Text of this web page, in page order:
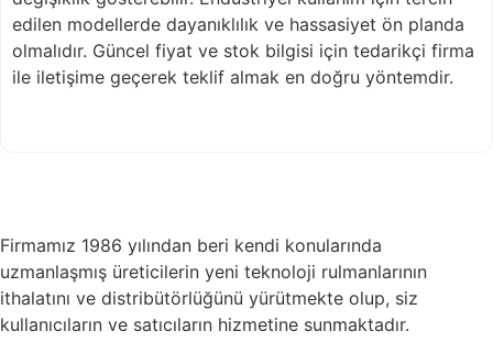
edilen modellerde dayanıklılık ve hassasiyet ön planda
olmalıdır. Güncel fiyat ve stok bilgisi için tedarikçi firma
ile iletişime geçerek teklif almak en doğru yöntemdir.
Firmamız 1986 yılından beri kendi konularında
uzmanlaşmış üreticilerin yeni teknoloji rulmanlarının
ithalatını ve distribütörlüğünü yürütmekte olup, siz
kullanıcıların ve satıcıların hizmetine sunmaktadır.